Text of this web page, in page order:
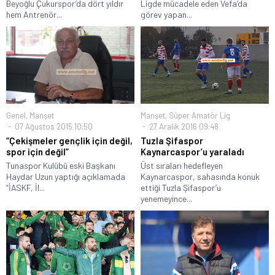
Beyoğlu Çukurspor’da dört yıldır
hem Antrenör...
Ligde mücadele eden Vefa’da
görev yapan...
Genel, Manşet
07 Ağustos 2015 10:50
“Çekişmeler gençlik için değil,
spor için değil”
Tunaspor Kulübü eski Başkanı
Haydar Uzun yaptığı açıklamada
“İASKF, İl...
Manşet, Süper Amatör Lig
27 Aralık 2016 09:48
Tuzla Şifaspor
Kaynarcaspor’u yaraladı
Üst sıraları hedefleyen
Kaynarcaspor, sahasında konuk
ettiği Tuzla Şifaspor’u
yenemeyince...